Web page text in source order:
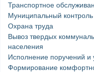
Транспортное
Муниципальный контроль
Охрана труда
Вывоз твердых
населения
Исполнение поручений и
Формирование